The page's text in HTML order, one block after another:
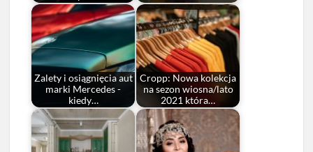
Zalety i osiągnięcia aut
marki Mercedes -
kiedy…
Cropp: Nowa kolekcja
na sezon wiosna/lato
2021 która…